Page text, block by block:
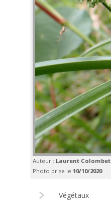
Auteur : Laurent Colombet
Photo prise le 10/10/2020
Végétaux